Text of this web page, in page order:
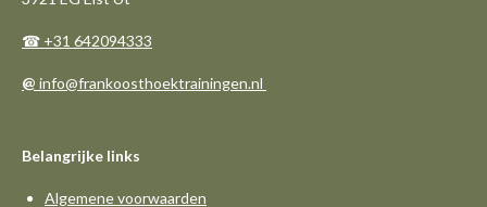
☎ +31 642094333
@ info@frankoosthoektrainingen.nl
Belangrijke links
Algemene voorwaarden